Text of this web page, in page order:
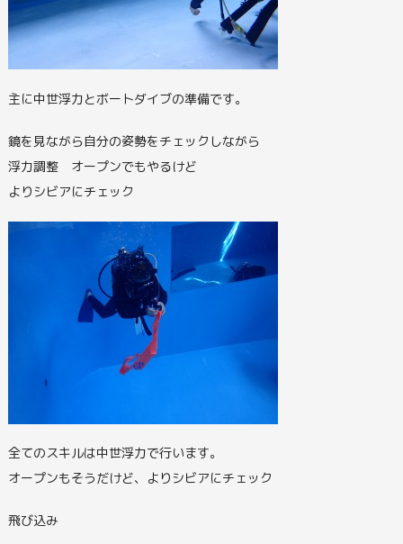
主に中世浮力とボートダイブの準備です。
鏡を見ながら自分の姿勢をチェックしながら
浮力調整 オープンでもやるけど
よりシビアにチェック
全てのスキルは中世浮力で行います。
オープンもそうだけど、よりシビアにチェック
飛び込み